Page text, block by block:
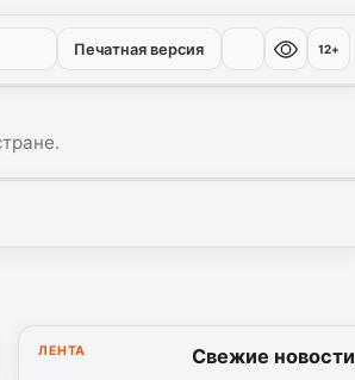
Печатная версия 12+
ЛЕНТА Свежие новости